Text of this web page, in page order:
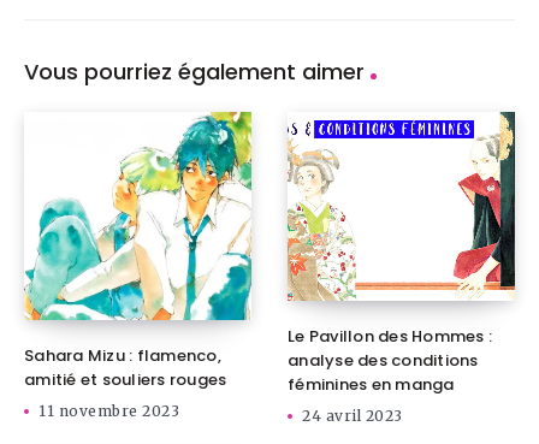
Vous pourriez également aimer
Sahara Mizu : flamenco,
amitié et souliers rouges
11 novembre 2023
Le Pavillon des Hommes :
analyse des conditions
féminines en manga
24 avril 2023